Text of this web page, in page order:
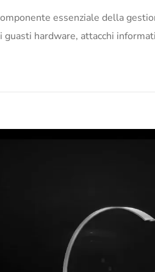
essenziale della
guasti hardware, attacchi